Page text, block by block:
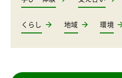
くらし 地域 環境